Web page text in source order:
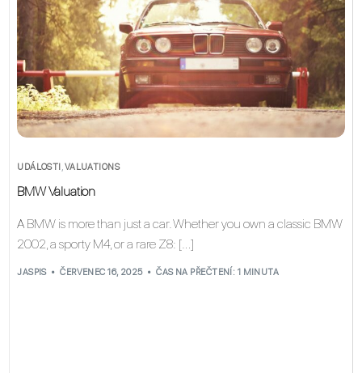
UDÁLOSTI ,VALUATIONS
BMW Valuation
A BMW is more than just a car. Whether you own a classic BMW
2002, a sporty M4, or a rare Z8: […]
JASPIS ČERVENEC 16, 2025 ČAS NA PŘEČTENÍ: 1 MINUTA